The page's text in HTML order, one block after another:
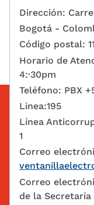
Dirección:
Bogotá -
Código postal:
Horario de
4:·30pm
Teléfono: PBX
Linea:195
Línea
1
Correo
Correo
de la Secretaría